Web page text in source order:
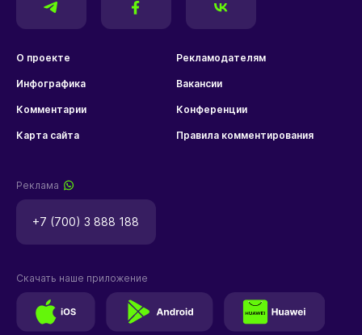
О проекте Рекламодателям
Инфографика Вакансии
Комментарии Конференции
Карта сайта Правила комментирования
Реклама
+7 (700) 3 888 188
Скачать наше приложение